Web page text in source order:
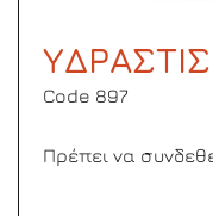
Code 897
Πρέπει να